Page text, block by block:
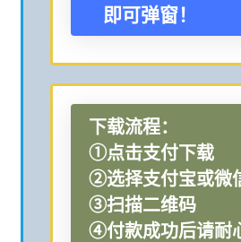
即可弹窗！
下载流程：
①点击支付下载
②选择支付宝或微
③扫描二维码
④付款成功后请耐